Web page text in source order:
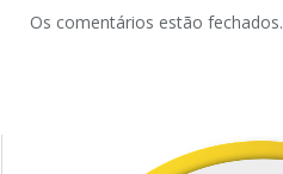
Os comentários estão fechados.